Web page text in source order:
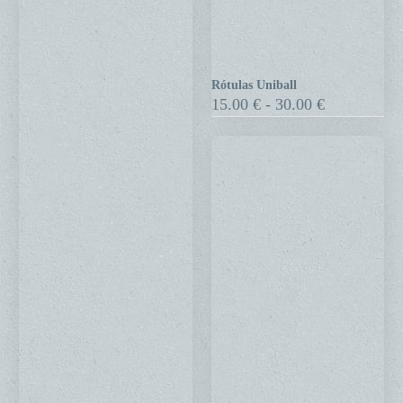
Rótulas
Uniball
Rótulas Uniball
15.00 € - 30.00 €Rango
de